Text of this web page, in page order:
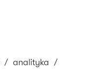
/ analityka /